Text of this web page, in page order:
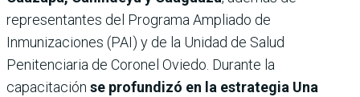
representantes del Programa Ampliado de
Inmunizaciones (PAI) y de la Unidad de Salud
Penitenciaria de Coronel Oviedo. Durante la
capacitación se profundizó en la estrategia Una